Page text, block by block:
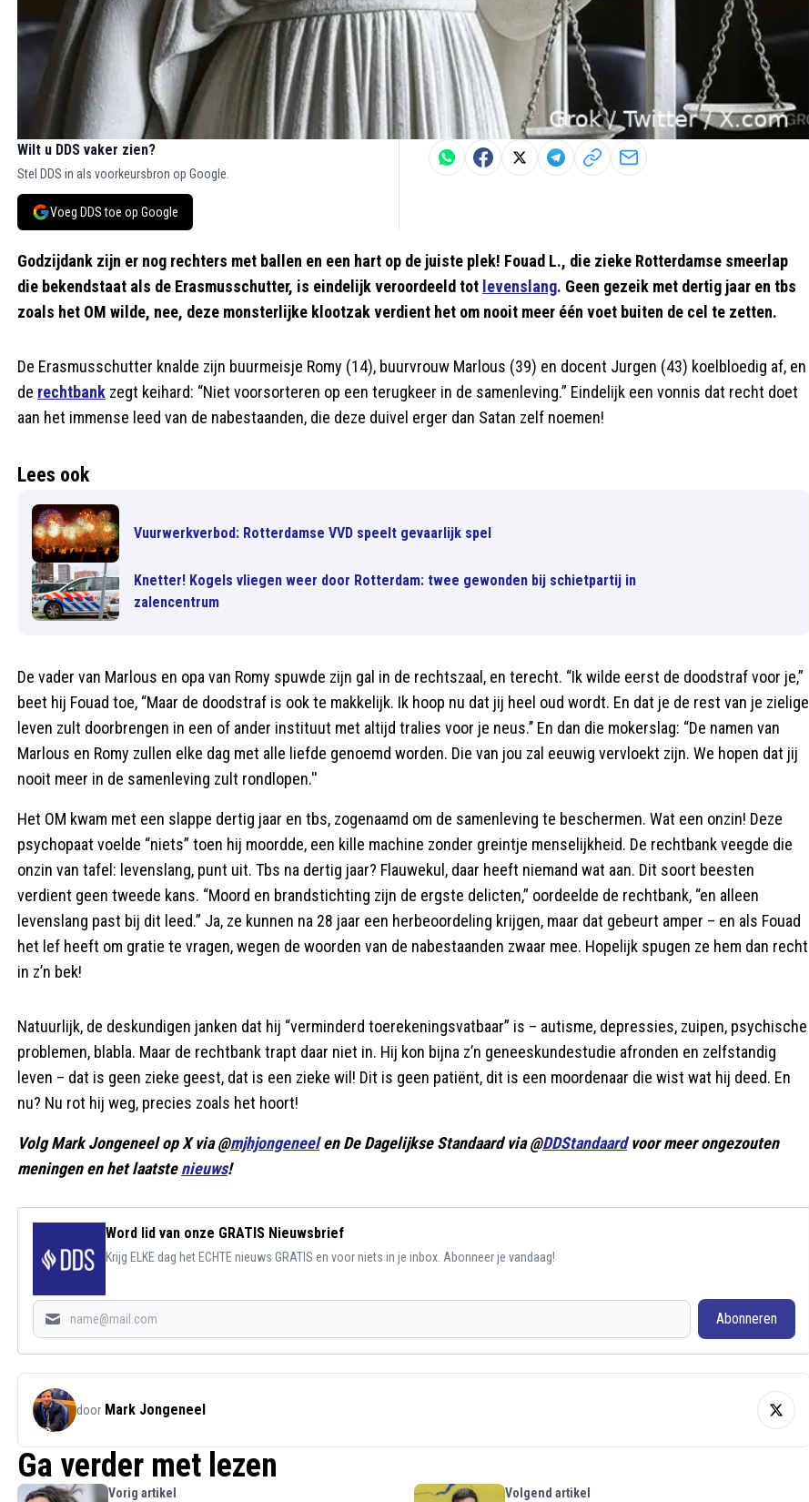
Wilt u DDS vaker zien?
Stel DDS in als voorkeursbron op Google.
Voeg DDS toe op Google
Godzijdank zijn er nog rechters met ballen en een hart op de juiste plek! Fouad L., die zieke Rotterdamse smeerlap
die bekendstaat als de Erasmusschutter, is eindelijk veroordeeld tot levenslang. Geen gezeik met dertig jaar en tbs
zoals het OM wilde, nee, deze monsterlijke klootzak verdient het om nooit meer één voet buiten de cel te zetten.
De Erasmusschutter knalde zijn buurmeisje Romy (14), buurvrouw Marlous (39) en docent Jurgen (43) koelbloedig af, en
de rechtbank zegt keihard: “Niet voorsorteren op een terugkeer in de samenleving.” Eindelijk een vonnis dat recht doet
aan het immense leed van de nabestaanden, die deze duivel erger dan Satan zelf noemen!
Lees ook
Vuurwerkverbod: Rotterdamse VVD speelt gevaarlijk spel
Knetter! Kogels vliegen weer door Rotterdam: twee gewonden bij schietpartij in
zalencentrum
De vader van Marlous en opa van Romy spuwde zijn gal in de rechtszaal, en terecht. “Ik wilde eerst de doodstraf voor je,”
beet hij Fouad toe, “Maar de doodstraf is ook te makkelijk. Ik hoop nu dat jij heel oud wordt. En dat je de rest van je zielige
leven zult doorbrengen in een of ander instituut met altijd tralies voor je neus.’’ En dan die mokerslag: “De namen van
Marlous en Romy zullen elke dag met alle liefde genoemd worden. Die van jou zal eeuwig vervloekt zijn. We hopen dat jij
nooit meer in de samenleving zult rondlopen.''
Het OM kwam met een slappe dertig jaar en tbs, zogenaamd om de samenleving te beschermen. Wat een onzin! Deze
psychopaat voelde “niets” toen hij moordde, een kille machine zonder greintje menselijkheid. De rechtbank veegde die
onzin van tafel: levenslang, punt uit. Tbs na dertig jaar? Flauwekul, daar heeft niemand wat aan. Dit soort beesten
verdient geen tweede kans. “Moord en brandstichting zijn de ergste delicten,” oordeelde de rechtbank, “en alleen
levenslang past bij dit leed.” Ja, ze kunnen na 28 jaar een herbeoordeling krijgen, maar dat gebeurt amper – en als Fouad
het lef heeft om gratie te vragen, wegen de woorden van de nabestaanden zwaar mee. Hopelijk spugen ze hem dan recht
in z’n bek!
Natuurlijk, de deskundigen janken dat hij “verminderd toerekeningsvatbaar” is – autisme, depressies, zuipen, psychische
problemen, blabla. Maar de rechtbank trapt daar niet in. Hij kon bijna z’n geneeskundestudie afronden en zelfstandig
leven – dat is geen zieke geest, dat is een zieke wil! Dit is geen patiënt, dit is een moordenaar die wist wat hij deed. En
nu? Nu rot hij weg, precies zoals het hoort!
Volg Mark Jongeneel op X via @mjhjongeneelen De Dagelijkse Standaard via @DDStandaardvoor meer ongezouten
meningen en het laatstenieuws!
Word lid van onze GRATIS Nieuwsbrief
Krijg ELKE dag het ECHTE nieuws GRATIS en voor niets in je inbox. Abonneer je vandaag!
Abonneren
door Mark Jongeneel
Ga verder met lezen
Vorig artikel Volgend artikel